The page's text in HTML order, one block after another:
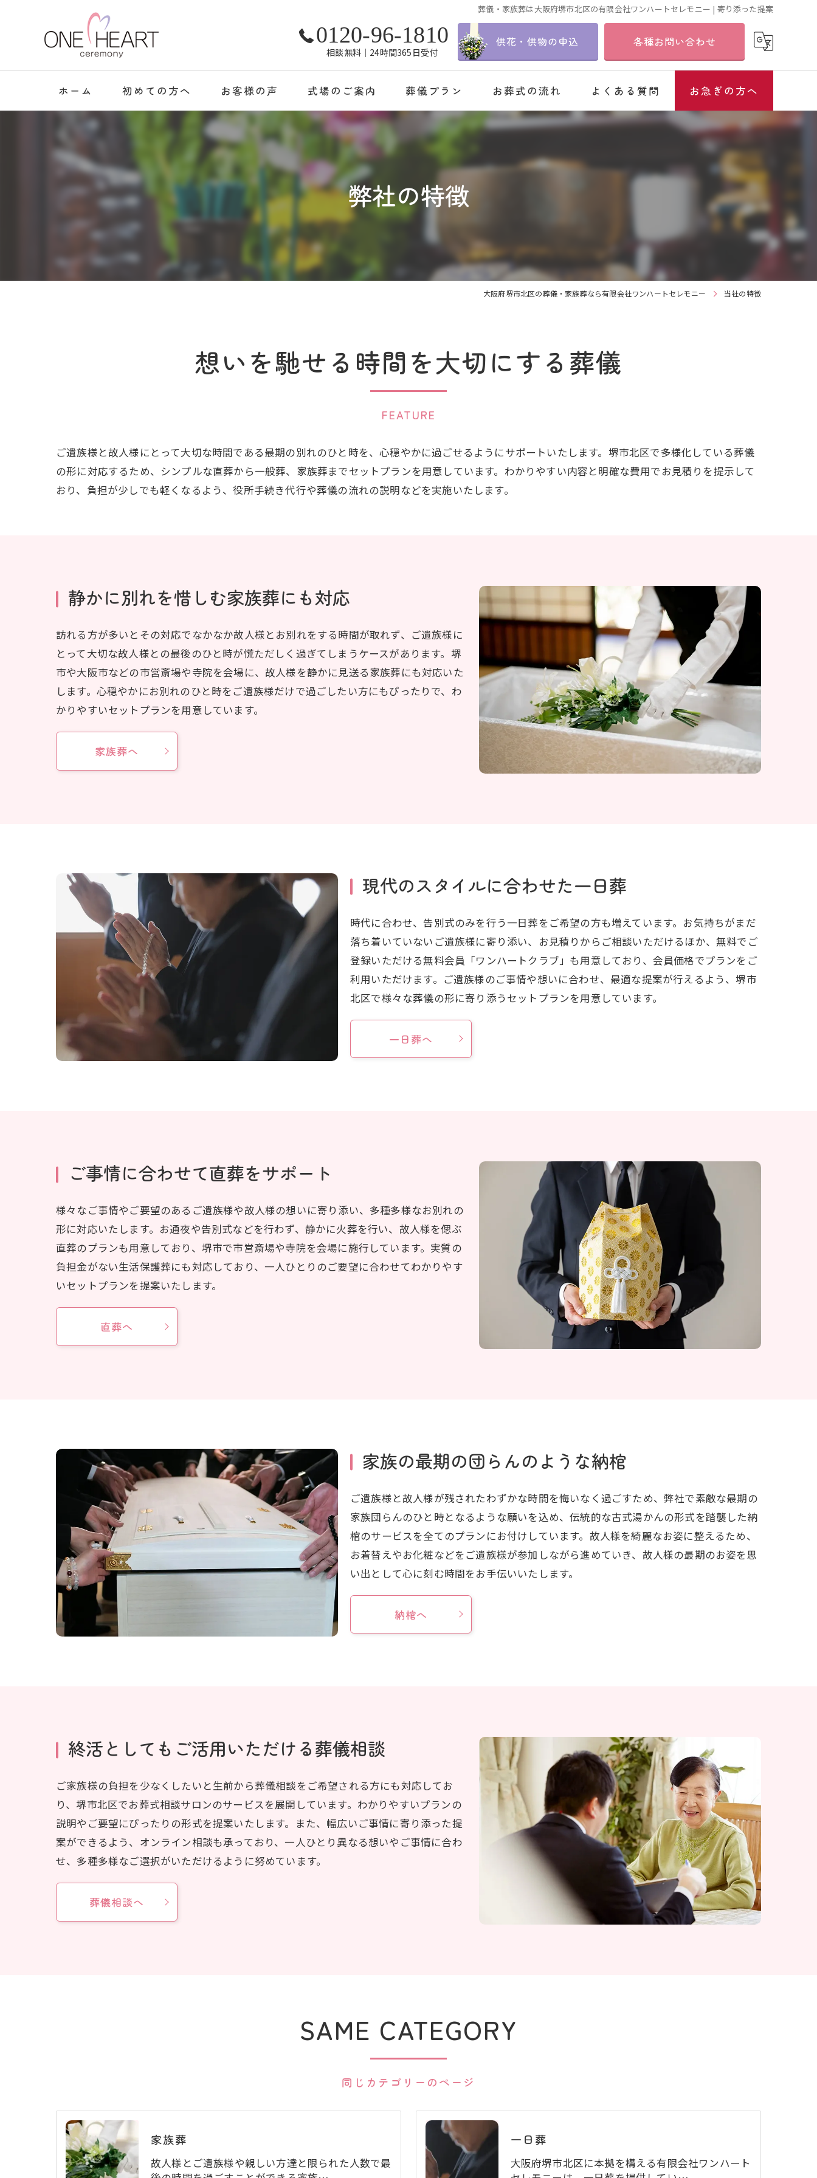
葬儀・家族葬は大阪府堺市北区の有限会社ワンハートセレモニー | 寄り添った提案
0120-96-1810
相談無料│24時間365日受付
供花・供物の申込 各種お問い合わせ
ホーム 初めての方へ お客様の声 式場のご案内 葬儀プラン お葬式の流れ よくある質問 お急ぎの方へ
弊社の特徴
大阪府堺市北区の葬儀・家族葬なら有限会社ワンハートセレモニー 当社の特徴
想いを馳せる時間を大切にする葬儀
FEATURE
ご遺族様と故人様にとって大切な時間である最期の別れのひと時を、心穏やかに過ごせるようにサポートいたします。堺市北区で多様化している葬儀
の形に対応するため、シンプルな直葬から一般葬、家族葬までセットプランを用意しています。わかりやすい内容と明確な費用でお見積りを提示して
おり、負担が少しでも軽くなるよう、役所手続き代行や葬儀の流れの説明などを実施いたします。
静かに別れを惜しむ家族葬にも対応
訪れる方が多いとその対応でなかなか故人様とお別れをする時間が取れず、ご遺族様に
とって大切な故人様との最後のひと時が慌ただしく過ぎてしまうケースがあります。堺
市や大阪市などの市営斎場や寺院を会場に、故人様を静かに見送る家族葬にも対応いた
します。心穏やかにお別れのひと時をご遺族様だけで過ごしたい方にもぴったりで、わ
かりやすいセットプランを用意しています。
家族葬へ
現代のスタイルに合わせた一日葬
時代に合わせ、告別式のみを行う一日葬をご希望の方も増えています。お気持ちがまだ
落ち着いていないご遺族様に寄り添い、お見積りからご相談いただけるほか、無料でご
登録いただける無料会員「ワンハートクラブ」も用意しており、会員価格でプランをご
利用いただけます。ご遺族様のご事情や想いに合わせ、最適な提案が行えるよう、堺市
北区で様々な葬儀の形に寄り添うセットプランを用意しています。
一日葬へ
ご事情に合わせて直葬をサポート
様々なご事情やご要望のあるご遺族様や故人様の想いに寄り添い、多種多様なお別れの
形に対応いたします。お通夜や告別式などを行わず、静かに火葬を行い、故人様を偲ぶ
直葬のプランも用意しており、堺市で市営斎場や寺院を会場に施行しています。実質の
負担金がない生活保護葬にも対応しており、一人ひとりのご要望に合わせてわかりやす
いセットプランを提案いたします。
直葬へ
家族の最期の団らんのような納棺
ご遺族様と故人様が残されたわずかな時間を悔いなく過ごすため、弊社で素敵な最期の
家族団らんのひと時となるような願いを込め、伝統的な古式湯かんの形式を踏襲した納
棺のサービスを全てのプランにお付けしています。故人様を綺麗なお姿に整えるため、
お着替えやお化粧などをご遺族様が参加しながら進めていき、故人様の最期のお姿を思
い出として心に刻む時間をお手伝いいたします。
納棺へ
終活としてもご活用いただける葬儀相談
ご家族様の負担を少なくしたいと生前から葬儀相談をご希望される方にも対応してお
り、堺市北区でお葬式相談サロンのサービスを展開しています。わかりやすいプランの
説明やご要望にぴったりの形式を提案いたします。また、幅広いご事情に寄り添った提
案ができるよう、オンライン相談も承っており、一人ひとり異なる想いやご事情に合わ
せ、多種多様なご選択がいただけるように努めています。
葬儀相談へ
同じカテゴリーのページ
SAME CATEGORY
家族葬
故人様とご遺族様や親しい方達と限られた人数で最
一日葬
大阪府堺市北区に本拠を構える有限会社ワンハート